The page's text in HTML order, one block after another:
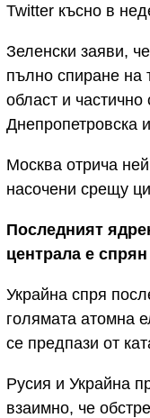
Twitter късно в
Зеленски заяви,
пълно спиране на
област и
Днепропетровска
Москва отрича
насочени срещу
Последният
централа е спрян
Украйна спря
голямата атомна
се предпази от
Русия и Украйна
взаимно, че